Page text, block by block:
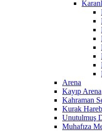
Arena
Kayıp Arena
Kahraman
Kurak
Unutulmuş
Muhafıza